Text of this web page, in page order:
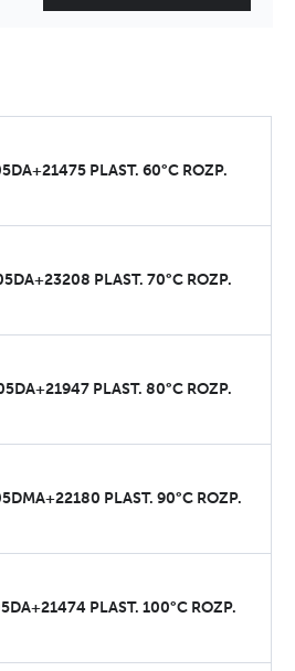
PLAST. 60°C ROZP.
PLAST. 70°C ROZP.
PLAST. 80°C ROZP.
PLAST. 90°C ROZP.
PLAST. 100°C ROZP.